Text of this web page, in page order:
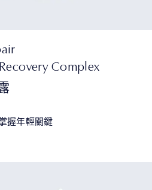
Complex
握年輕關鍵